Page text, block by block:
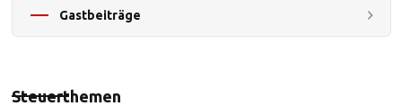
Gastbeiträge
Steuerthemen